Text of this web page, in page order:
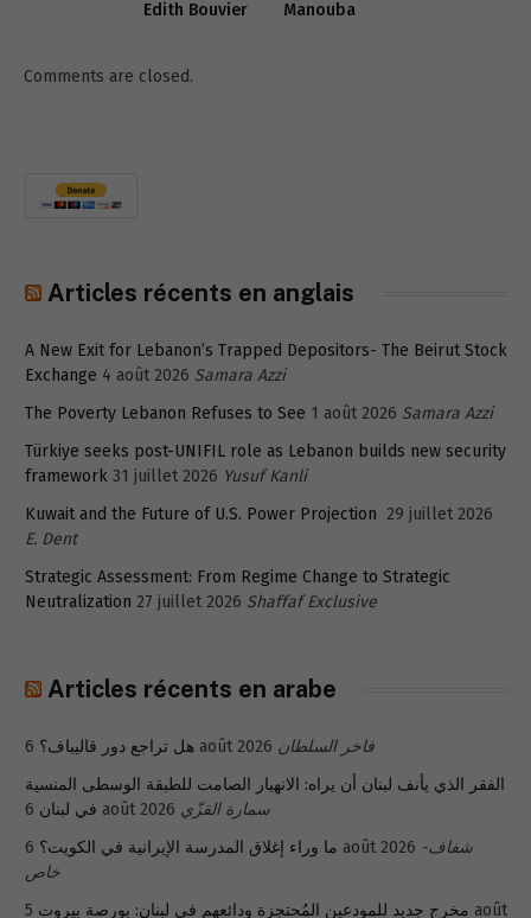
Edith Bouvier
Manouba
Comments are closed.
Articles récents en anglais
A New Exit for Lebanon’s Trapped Depositors- The Beirut Stock
Exchange 4 août 2026 Samara Azzi
The Poverty Lebanon Refuses to See 1 août 2026 Samara Azzi
Türkiye seeks post-UNIFIL role as Lebanon builds new security
framework 31 juillet 2026 Yusuf Kanli
Kuwait and the Future of U.S. Power Projection 29 juillet 2026
E. Dent
Strategic Assessment: From Regime Change to Strategic
Neutralization 27 juillet 2026 Shaffaf Exclusive
Articles récents en arabe
هل تراجع دور قاليباف؟ 6 août 2026 فاخر السلطان
الفقر الذي يأنف لبنان أن يراه: الانهيار الصامت للطبقة الوسطى المنسية
في لبنان 6 août 2026 سمارة القزّي
ما وراء إغلاق المدرسة الإيرانية في الكويت؟ 6 août 2026 شفاف-
خاص
مخرج جديد للمودعين المُحتجزة ودائعهم في لبنان: بورصة بيروت 5 août